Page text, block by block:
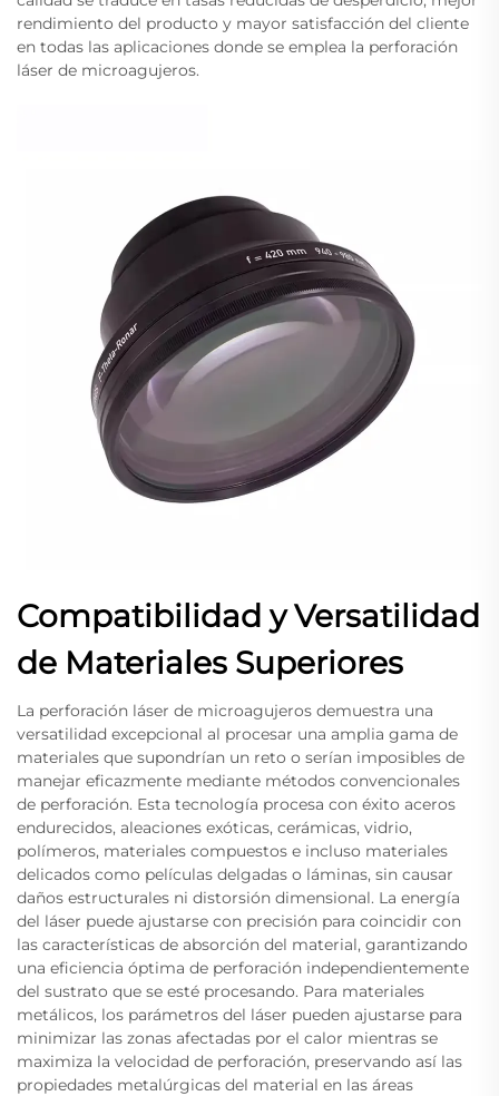
rendimiento del producto y mayor satisfacción del cliente
en todas las aplicaciones donde se emplea la perforación
láser de microagujeros.
Compatibilidad y Versatilidad
de Materiales Superiores
La perforación láser de microagujeros demuestra una
versatilidad excepcional al procesar una amplia gama de
materiales que supondrían un reto o serían imposibles de
manejar eficazmente mediante métodos convencionales
de perforación. Esta tecnología procesa con éxito aceros
endurecidos, aleaciones exóticas, cerámicas, vidrio,
polímeros, materiales compuestos e incluso materiales
delicados como películas delgadas o láminas, sin causar
daños estructurales ni distorsión dimensional. La energía
del láser puede ajustarse con precisión para coincidir con
las características de absorción del material, garantizando
una eficiencia óptima de perforación independientemente
del sustrato que se esté procesando. Para materiales
metálicos, los parámetros del láser pueden ajustarse para
minimizar las zonas afectadas por el calor mientras se
maximiza la velocidad de perforación, preservando así las
propiedades metalúrgicas del material en las áreas